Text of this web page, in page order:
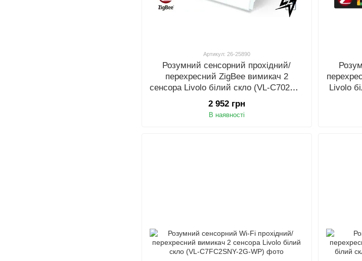
Артикул: 26-25890
Розумний сенсорний прохідний/
перехресний ZigBee вимикач 2
сенсора Livolo білий скло (VL-C702SZ-
11)
2 952 грн
В наявності
Livolo